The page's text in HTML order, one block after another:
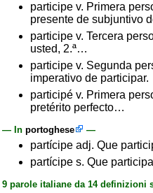
participe v. Primera
presente de subjuntivo
participe v. Tercera
usted, 2.ª…
participe v. Segunda
imperativo de participar.
participé v. Primera
pretérito perfecto…
— In portoghese —
partícipe adj. Que
partícipe s. Que
9 parole italiane da 14 definizioni